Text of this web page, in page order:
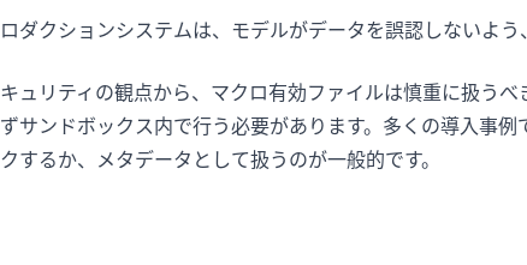
ダクションシステムは、モデルがデータを誤認しないよう
ュリティの観点から、マクロ有効ファイルは慎重に扱うべ
サンドボックス内で行う必要があります。多くの導入事
するか、メタデータとして扱うのが一般的です。